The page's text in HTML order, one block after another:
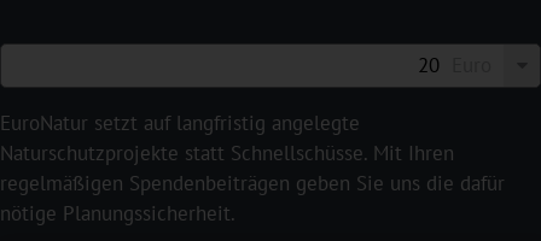
EuroNatur setzt auf langfristig angelegte
Naturschutzprojekte statt Schnellschüsse. Mit Ihren
regelmäßigen Spendenbeiträgen geben Sie uns die dafür
nötige Planungssicherheit.